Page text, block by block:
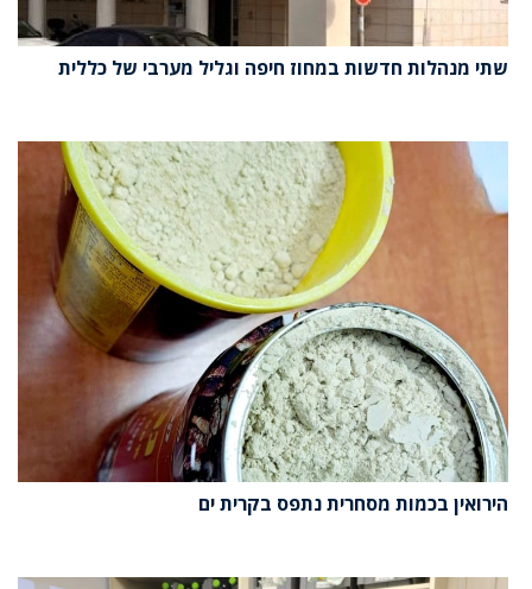
שתי מנהלות חדשות במחוז חיפה וגליל מערבי של כללית
הירואין בכמות מסחרית נתפס בקרית ים